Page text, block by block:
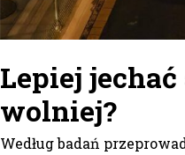
Lepiej
wolniej?
Według badań